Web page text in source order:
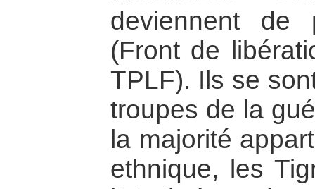
deviennent
(Front de
TPLF). Ils se
troupes de la
la majorité
ethnique, les